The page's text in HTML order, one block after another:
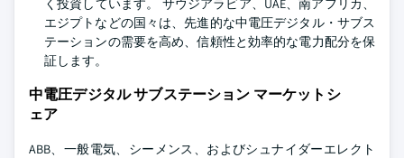
く投資しています。 サウジアラビア、UAE、南アフリカ、
エジプトなどの国々は、先進的な中電圧デジタル・サブス
テーションの需要を高め、信頼性と効率的な電力配分を保
証します。
中電圧デジタル サブステーション マーケットシ
ェア
ABB、一般電気、シーメンス、およびシュナイダーエレクト